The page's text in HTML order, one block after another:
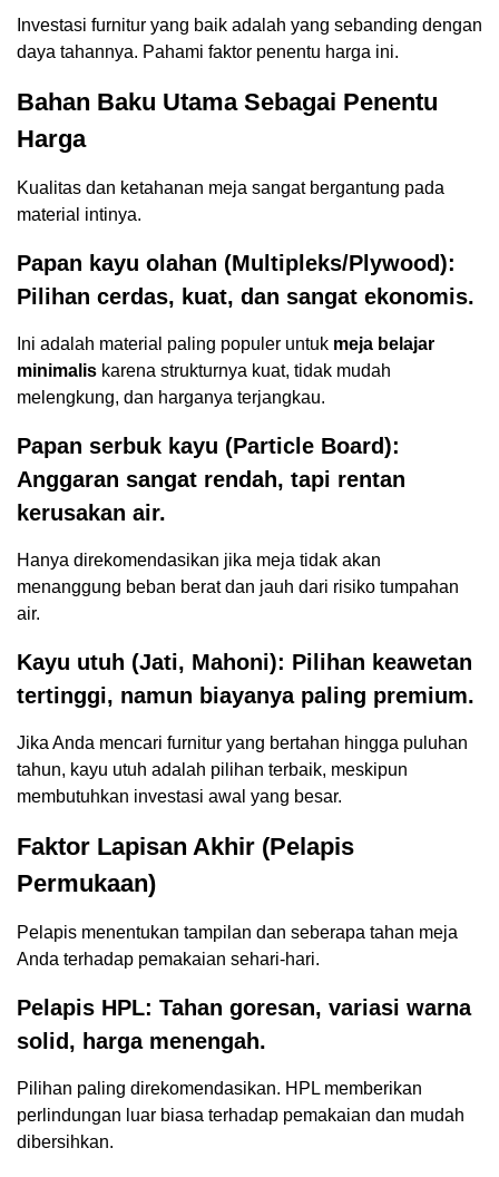
Investasi furnitur yang baik adalah yang sebanding dengan
daya tahannya. Pahami faktor penentu harga ini.
Bahan Baku Utama Sebagai Penentu
Harga
Kualitas dan ketahanan meja sangat bergantung pada
material intinya.
Papan kayu olahan (Multipleks/Plywood):
Pilihan cerdas, kuat, dan sangat ekonomis.
Ini adalah material paling populer untuk meja belajar
minimalis karena strukturnya kuat, tidak mudah
melengkung, dan harganya terjangkau.
Papan serbuk kayu (Particle Board):
Anggaran sangat rendah, tapi rentan
kerusakan air.
Hanya direkomendasikan jika meja tidak akan
menanggung beban berat dan jauh dari risiko tumpahan
air.
Kayu utuh (Jati, Mahoni): Pilihan keawetan
tertinggi, namun biayanya paling premium.
Jika Anda mencari furnitur yang bertahan hingga puluhan
tahun, kayu utuh adalah pilihan terbaik, meskipun
membutuhkan investasi awal yang besar.
Faktor Lapisan Akhir (Pelapis
Permukaan)
Pelapis menentukan tampilan dan seberapa tahan meja
Anda terhadap pemakaian sehari-hari.
Pelapis HPL: Tahan goresan, variasi warna
solid, harga menengah.
Pilihan paling direkomendasikan. HPL memberikan
perlindungan luar biasa terhadap pemakaian dan mudah
dibersihkan.